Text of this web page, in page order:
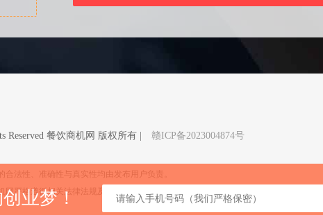
业梦！
Reserved 餐饮商机网 版权所有 | 赣ICP备2023004874号
法性、准确性与真实性均由发布用户负责。
严格遵循相关法律法规及内容审核机制，如您发现有侵权内容和任何违法信息，请